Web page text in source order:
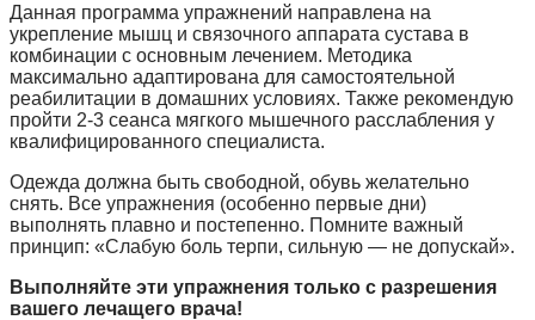
Данная программа упражнений направлена на
укрепление мышц и связочного аппарата сустава в
комбинации с основным лечением. Методика
максимально адаптирована для самостоятельной
реабилитации в домашних условиях. Также рекомендую
пройти 2-3 сеанса мягкого мышечного расслабления у
квалифицированного специалиста.
Одежда должна быть свободной, обувь желательно
снять. Все упражнения (особенно первые дни)
выполнять плавно и постепенно. Помните важный
принцип: «Слабую боль терпи, сильную — не допускай».
Выполняйте эти упражнения только с разрешения
вашего лечащего врача!